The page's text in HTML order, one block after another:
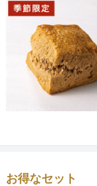
お得なセット